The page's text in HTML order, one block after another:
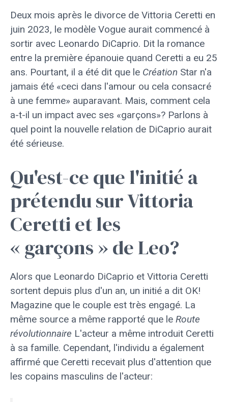
Deux mois après le divorce de Vittoria Ceretti en
juin 2023, le modèle Vogue aurait commencé à
sortir avec Leonardo DiCaprio. Dit la romance
entre la première épanouie quand Ceretti a eu 25
ans. Pourtant, il a été dit que le Création Star n'a
jamais été «ceci dans l'amour ou cela consacré
à une femme» auparavant. Mais, comment cela
a-t-il un impact avec ses «garçons»? Parlons à
quel point la nouvelle relation de DiCaprio aurait
été sérieuse.
Qu'est-ce que l'initié a
prétendu sur Vittoria
Ceretti et les
« garçons » de Leo?
Alors que Leonardo DiCaprio et Vittoria Ceretti
sortent depuis plus d'un an, un initié a dit OK!
Magazine que le couple est très engagé. La
même source a même rapporté que le Route
révolutionnaire L'acteur a même introduit Ceretti
à sa famille. Cependant, l'individu a également
affirmé que Ceretti recevait plus d'attention que
les copains masculins de l'acteur: